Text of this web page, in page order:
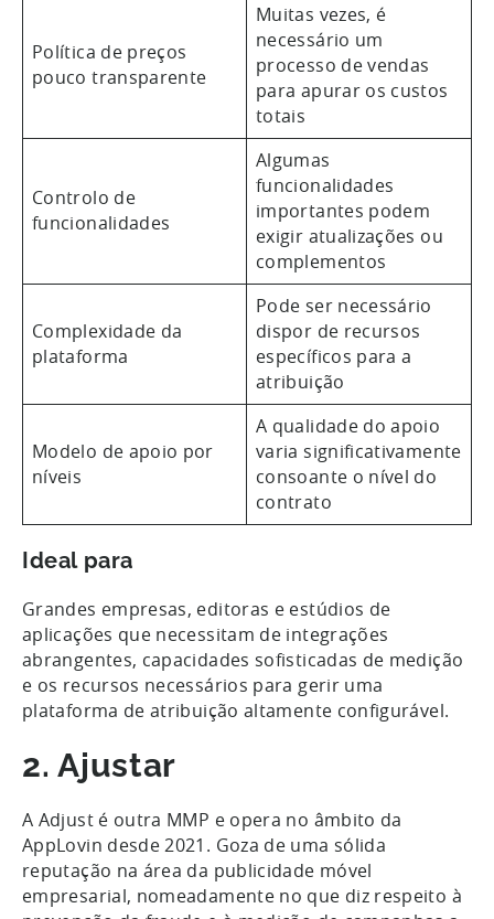
Política de preços
pouco transparente
Muitas vezes, é
necessário um
processo de vendas
para apurar os custos
totais
Controlo de
funcionalidades
Algumas
funcionalidades
importantes podem
exigir atualizações ou
complementos
Complexidade da
plataforma
Pode ser necessário
dispor de recursos
específicos para a
atribuição
Modelo de apoio por
níveis
A qualidade do apoio
varia significativamente
consoante o nível do
contrato
Ideal para
Grandes empresas, editoras e estúdios de
aplicações que necessitam de integrações
abrangentes, capacidades sofisticadas de medição
e os recursos necessários para gerir uma
plataforma de atribuição altamente configurável.
2. Ajustar
A Adjust é outra MMP e opera no âmbito da
AppLovin desde 2021. Goza de uma sólida
reputação na área da publicidade móvel
empresarial, nomeadamente no que diz respeito à